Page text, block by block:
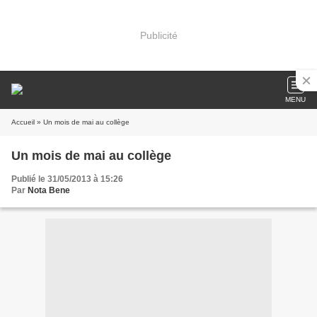
Publicité
MENU
Accueil » Un mois de mai au collège
Un mois de mai au collège
Publié le 31/05/2013 à 15:26
Par Nota Bene